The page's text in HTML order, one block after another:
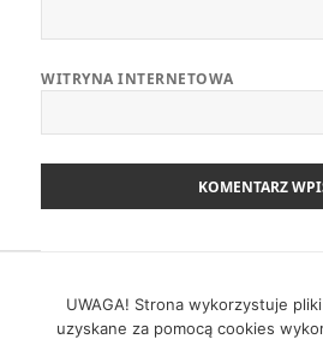
WITRYNA INTERNETOWA
Poprzedni
Zwinny Przewodnik –
UWAGA! Strona wykorzystuje
uzyskane za pomocą cookies